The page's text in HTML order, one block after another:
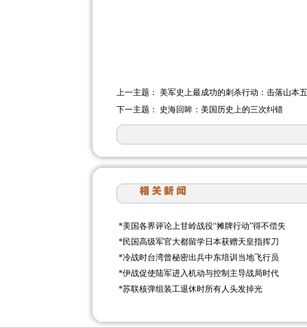
上一主题： 美军史上最成功的刺杀行动：击落山本
下一主题： 史海回眸：美国历史上的三次纠错
*美国各界评论上甘岭战役“摊牌行动”得不偿失
*民国高级军官大都留学日本获赠天皇指挥刀
*冷战时台湾曾秘密出兵中东培训当地飞行员
*伊战促使陆军进入机动与控制主导战局时代
*苏联核弹组装工退休时所有人头发掉光